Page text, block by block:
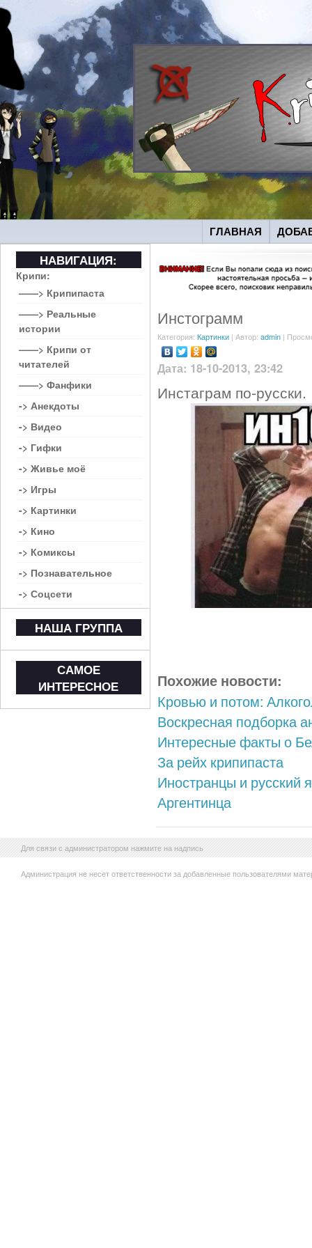
ГЛАВНАЯ
Инстограмм
Категория: Картинки | Автор: admin |
Дата: 18-10-2013, 23:42
Инстаграм по-русски.
Похожие новости:
Кровью и потом:
Воскресная подборка
Интересные факты о
За рейх крипипаста
Иностранцы и русский
Аргентинца
НАВИГАЦИЯ:
Крипи:
——> Крипипаста
——> Реальные
истории
——> Крипи от
читателей
——> Фанфики
-> Анекдоты
-> Видео
-> Гифки
-> Живье моё
-> Игры
-> Картинки
-> Кино
-> Комиксы
-> Познавательное
-> Соцсети
НАША ГРУППА
САМОЕ
ИНТЕРЕСНОЕ
Для связи с администратором нажмите на надпись
Администрация не несет ответственности за добавленные пользователями